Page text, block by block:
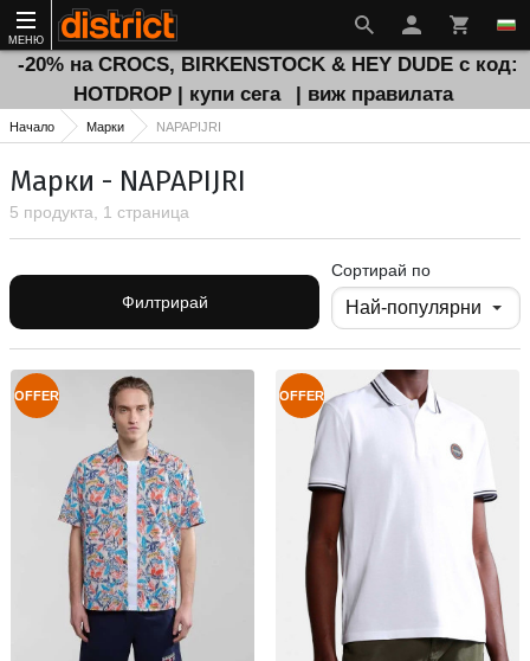
МЕНЮ
-20% на CROCS, BIRKENSTOCK & HEY DUDE с код:
HOTDROP | купи сега
| виж правилата
Начало Марки NAPAPIJRI
Марки - NAPAPIJRI
5 продукта, 1 страница
Филтрирай
Сортирай по
OFFER OFFER